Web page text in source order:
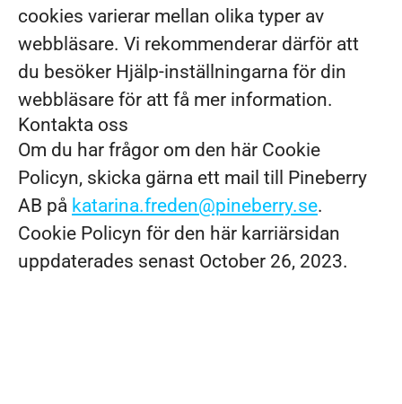
cookies varierar mellan olika typer av
webbläsare. Vi rekommenderar därför att
du besöker Hjälp-inställningarna för din
webbläsare för att få mer information.
Kontakta oss
Om du har frågor om den här Cookie
Policyn, skicka gärna ett mail till Pineberry
AB på katarina.freden@pineberry.se.
Cookie Policyn för den här karriärsidan
uppdaterades senast October 26, 2023.